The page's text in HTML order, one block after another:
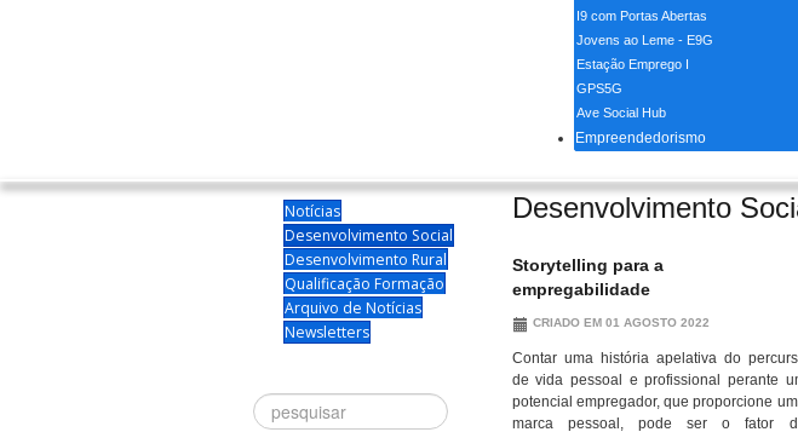
I9 com Portas Abertas
Jovens ao Leme - E9G
Estação Emprego I
GPS5G
Ave Social Hub
Empreendedorismo
Notícias
Desenvolvimento Social
Desenvolvimento Rural
Qualificação Formação
Arquivo de Notícias
Newsletters
Procurar
Desenvolvimento
Storytelling para a
empregabilidade
CRIADO EM 01 AGOSTO 2022
Contar uma história apelativa do
de vida pessoal e profissional perante
potencial empregador, que proporcione
marca pessoal, pode ser o fator